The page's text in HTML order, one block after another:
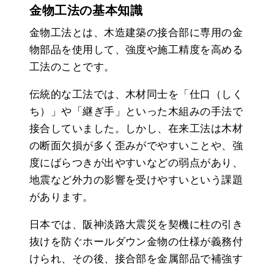
金物工法の基本知識
金物工法とは、木造建築の接合部に専用の金
物部品を使用して、強度や施工精度を高める
工法のことです。
伝統的な工法では、木材同士を「仕口（しく
ち）」や「継ぎ手」といった木組みの手法で
接合していました。しかし、在来工法は木材
の断面欠損が多く歪みがでやすいことや、強
度にばらつきが出やすいなどの弱点があり、
地震など外力の影響を受けやすいという課題
があります。
日本では、阪神淡路大震災を契機に柱の引き
抜けを防ぐホールダウン金物の仕様が義務付
けられ、その後、接合部を金属部品で補強す